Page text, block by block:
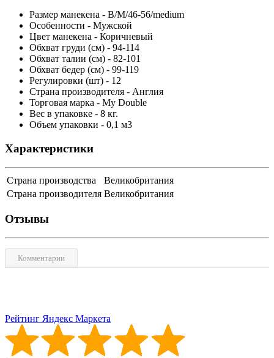
Размер манекена - B/M/46-56/medium
Особенности - Мужской
Цвет манекена - Коричневый
Обхват груди (см) - 94-114
Обхват талии (см) - 82-101
Обхват бедер (см) - 99-119
Регулировки (шт) - 12
Страна производителя - Англия
Торговая марка - My Double
Вес в упаковке - 8 кг.
Объем упаковки - 0,1 м3
Характеристики
Страна производства
Великобритания
Страна производителя Великобритания
Отзывы
Комментарии
Рейтинг Яндекс Маркета